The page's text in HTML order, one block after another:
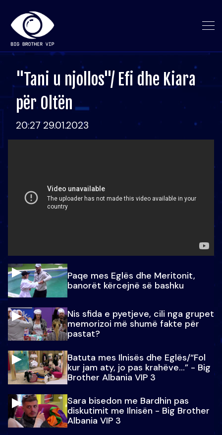
"Tani u njollos"/ Efi dhe Kiara
për Oltën
20:27 29.01.2023
Paqe mes Eglës dhe Meritonit,
banorët kërcejnë së bashku
Nis sfida e pyetjeve, cili nga grupet
memorizoi më shumë fakte për
pastat?
Batuta mes Ilnisës dhe Eglës/“Fol
kur jam aty, jo pas krahëve…” - Big
Brother Albania VIP 3
Sara bisedon me Bardhin pas
diskutimit me Ilnisën - Big Brother
Albania VIP 3